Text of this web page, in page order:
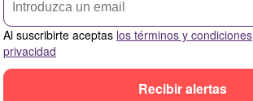
de oficina
Cuarto de servicio
Al suscribirte aceptas los términos y condiciones
privacidad
Recibir alertas